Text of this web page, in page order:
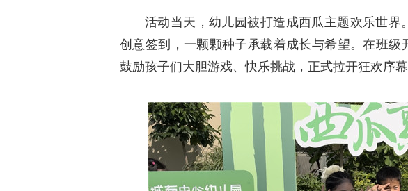
活动当天，幼儿园被打造成西瓜主题欢乐世界
创意签到，一颗颗种子承载着成长与希望。在班级
鼓励孩子们大胆游戏、快乐挑战，正式拉开狂欢序幕